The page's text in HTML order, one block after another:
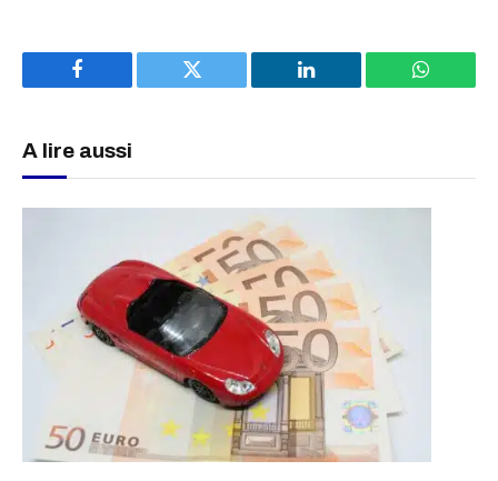
Facebook Twitter LinkedIn
A lire aussi